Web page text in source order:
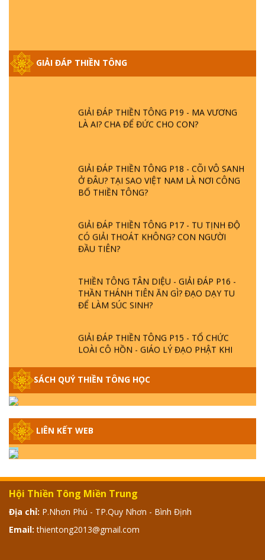
GIẢI ĐÁP THIỀN TÔNG
GIẢI ĐÁP THIỀN TÔNG ĐẶC BIỆT PHẦN 20
- BÁC NGUYỄN NHÂN LÀ AI? PHIỀN NÃO
GIẢI ĐÁP THIỀN TÔNG P19 - MA VƯƠNG
LÀ AI? CHA ĐỂ ĐỨC CHO CON?
GIẢI ĐÁP THIỀN TÔNG P18 - CÕI VÔ SANH
Ở ĐÂU? TẠI SAO VIỆT NAM LÀ NƠI CÔNG
BỐ THIỀN TÔNG?
GIẢI ĐÁP THIỀN TÔNG P17 - TU TỊNH ĐỘ
CÓ GIẢI THOÁT KHÔNG? CON NGƯỜI
ĐẦU TIÊN?
THIỀN TÔNG TÂN DIỆU - GIẢI ĐÁP P16 -
THẦN THÁNH TIÊN ĂN GÌ? ĐẠO DẠY TU
ĐỂ LÀM SÚC SINH?
GIẢI ĐÁP THIỀN TÔNG P15 - TỔ CHỨC
LOÀI CÔ HỒN - GIÁO LÝ ĐẠO PHẬT KHI
NÀO XUẤT BẢN
GIẢI ĐÁP THIỀN TÔNG ĐẶC BIỆT - P14 -
GIẢI ĐÁP THIỀN TÔNG ĐẶC BIỆT - P13 -
GIẢI ĐÁP THIỀN TÔNG ĐẶC BIỆT - P12 -
SỰ THẬT VỀ ĐẠI HỒNG THỦY? TRỜI ĐÁNH
THÁNH ĐÂM THẦN VẶN HỌNG?
SÁCH QUÝ THIỀN TÔNG HỌC
LIÊN KẾT WEB
Hội Thiền Tông Miền Trung
Địa chỉ: P.Nhơn Phú - TP.Quy Nhơn - Bình Định
Email: thientong2013@gmail.com